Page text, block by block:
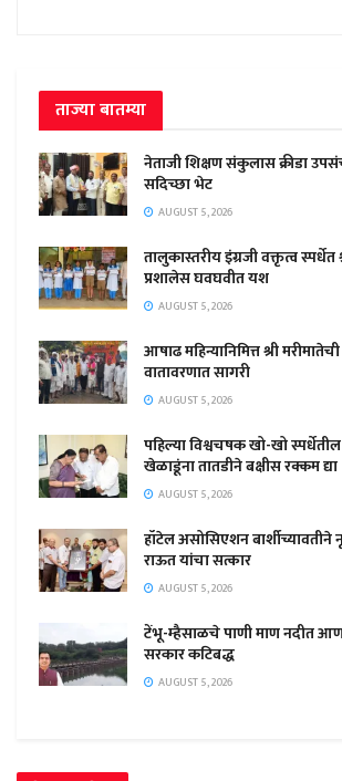
ताज्या बातम्या
नेताजी शिक्षण संकुलास क्रीडा
सदिच्छा भेट
AUGUST 5, 2026
तालुकास्तरीय इंग्रजी वक्तृत्व
प्रशालेस घवघवीत यश
AUGUST 5, 2026
आषाढ महिन्यानिमित्त श्री
वातावरणात सागरी
AUGUST 5, 2026
पहिल्या विश्वचषक खो-खो स्पर्धेतील
खेळाडूंना तातडीने बक्षीस रक्कम द्या
AUGUST 5, 2026
हॉटेल असोसिएशन बार्शीच्यावतीने
राऊत यांचा सत्कार
AUGUST 5, 2026
टेंभू-म्हैसाळचे पाणी माण नदीत
सरकार कटिबद्ध
AUGUST 5, 2026